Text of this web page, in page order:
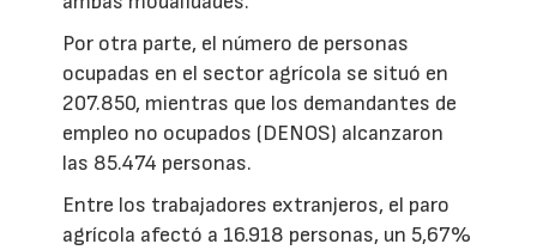
Por otra parte, el número de personas
ocupadas en el sector agrícola se situó en
207.850, mientras que los demandantes de
empleo no ocupados (DENOS) alcanzaron
las 85.474 personas.
Entre los trabajadores extranjeros, el paro
agrícola afectó a 16.918 personas, un 5,67%